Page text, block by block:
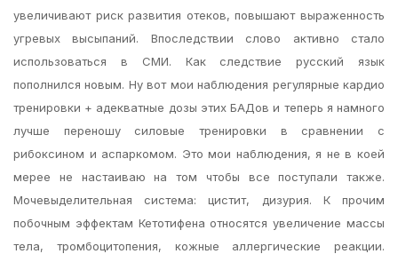
увеличивают риск развития отеков, повышают выраженность
угревых высыпаний. Впоследствии слово активно стало
использоваться в СМИ. Как следствие русский язык
пополнился новым. Ну вот мои наблюдения регулярные кардио
тренировки + адекватные дозы этих БАДов и теперь я намного
лучше переношу силовые тренировки в сравнении с
рибоксином и аспаркомом. Это мои наблюдения, я не в коей
мерее не настаиваю на том чтобы все поступали также.
Мочевыделительная система: цистит, дизурия. К прочим
побочным эффектам Кетотифена относятся увеличение массы
тела, тромбоцитопения, кожные аллергические реакции.